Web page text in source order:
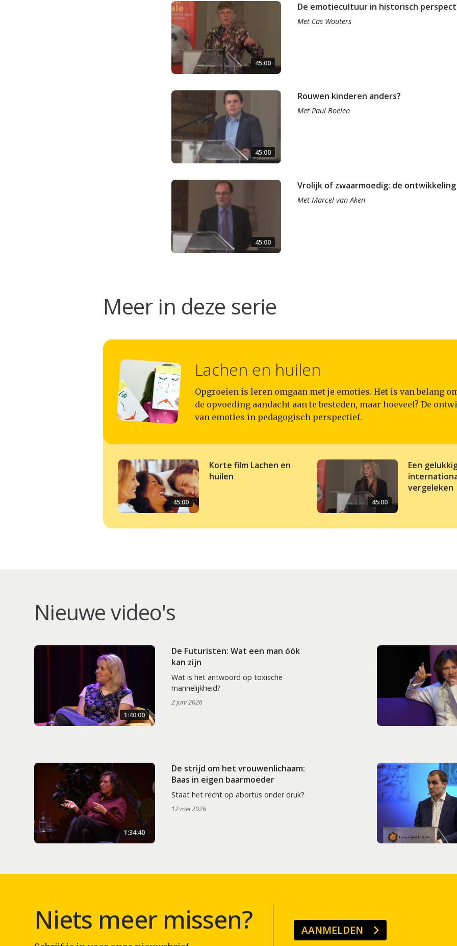
45:00
De emotiecultuur in historisch
Met Cas Wouters
45:00
Rouwen kinderen anders?
Met Paul Boelen
45:00
Vrolijk of zwaarmoedig: de
Met Marcel van Aken
Meer in deze serie
Lachen en huilen
Opgroeien is leren omgaan met je emoties. Het is van belang
de opvoeding aandacht aan te besteden, maar hoeveel? De
van emoties in pedagogisch perspectief.
45:00
Korte film Lachen en
huilen
45:00
Een
vergeleken
Nieuwe video's
1:40:00
De Futuristen: Wat een man óók
kan zijn
Wat is het antwoord op toxische
mannelijkheid?
2 juni 2026
1:34:40
De strijd om het vrouwenlichaam:
Baas in eigen baarmoeder
Staat het recht op abortus onder druk?
12 mei 2026
Niets meer missen? AANMELDEN